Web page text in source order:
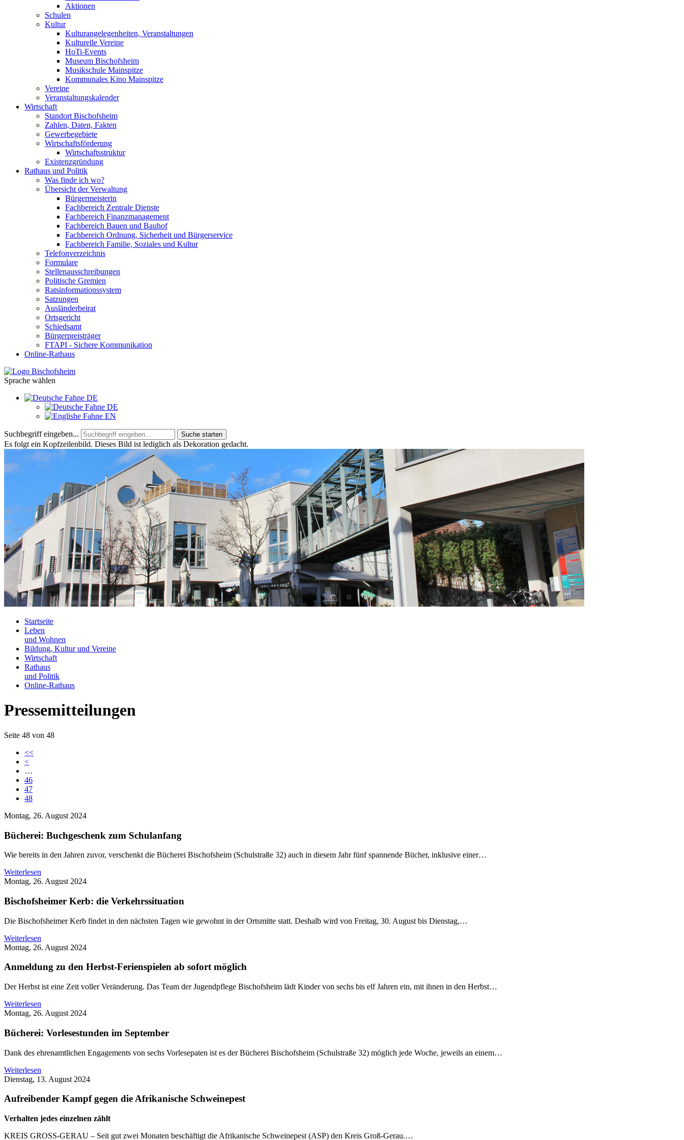
Aktionen
Schulen
Kultur
Kulturangelegenheiten, Veranstaltungen
Kulturelle Vereine
HoTi-Events
Museum Bischofsheim
Musikschule Mainspitze
Kommunales Kino Mainspitze
Vereine
Veranstaltungskalender
Wirtschaft
Standort Bischofsheim
Zahlen, Daten, Fakten
Gewerbegebiete
Wirtschaftsförderung
Wirtschaftsstruktur
Existenzgründung
Rathaus und Politik
Was finde ich wo?
Übersicht der Verwaltung
Bürgermeisterin
Fachbereich Zentrale Dienste
Fachbereich Finanzmanagement
Fachbereich Bauen und Bauhof
Fachbereich Ordnung, Sicherheit und Bürgerservice
Fachbereich Familie, Soziales und Kultur
Telefonverzeichnis
Formulare
Stellenausschreibungen
Politische Gremien
Ratsinformationssystem
Satzungen
Ausländerbeirat
Ortsgericht
Schiedsamt
Bürgerpreisträger
FTAPI - Sichere Kommunikation
Online-Rathaus
Sprache wählen
DE
DE
EN
Suchbegriff eingeben... Suche starten
Es folgt ein Kopfzeilenbild. Dieses Bild ist lediglich als Dekoration gedacht.
Startseite
Leben
und Wohnen
Bildung, Kultur und Vereine
Wirtschaft
Rathaus
und Politik
Online-Rathaus
Pressemitteilungen
Seite 48 von 48
<<
<
…
46
47
48
Montag, 26. August 2024
Bücherei: Buchgeschenk zum Schulanfang
Wie bereits in den Jahren zuvor, verschenkt die Bücherei Bischofsheim (Schulstraße 32) auch in diesem Jahr fünf spannende Bücher, inklusive einer…
Weiterlesen
Montag, 26. August 2024
Bischofsheimer Kerb: die Verkehrssituation
Die Bischofsheimer Kerb findet in den nächsten Tagen wie gewohnt in der Ortsmitte statt. Deshalb wird von Freitag, 30. August bis Dienstag,…
Weiterlesen
Montag, 26. August 2024
Anmeldung zu den Herbst-Ferienspielen ab sofort möglich
Der Herbst ist eine Zeit voller Veränderung. Das Team der Jugendpflege Bischofsheim lädt Kinder von sechs bis elf Jahren ein, mit ihnen in den Herbst…
Weiterlesen
Montag, 26. August 2024
Bücherei: Vorlesestunden im September
Dank des ehrenamtlichen Engagements von sechs Vorlesepaten ist es der Bücherei Bischofsheim (Schulstraße 32) möglich jede Woche, jeweils an einem…
Weiterlesen
Dienstag, 13. August 2024
Aufreibender Kampf gegen die Afrikanische Schweinepest
Verhalten jedes einzelnen zählt
KREIS GROSS-GERAU – Seit gut zwei Monaten beschäftigt die Afrikanische Schweinepest (ASP) den Kreis Groß-Gerau.…